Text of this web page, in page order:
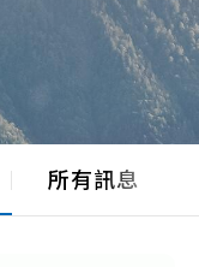
所有訊息